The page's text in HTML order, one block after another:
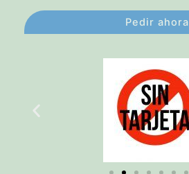
Pedir ahora